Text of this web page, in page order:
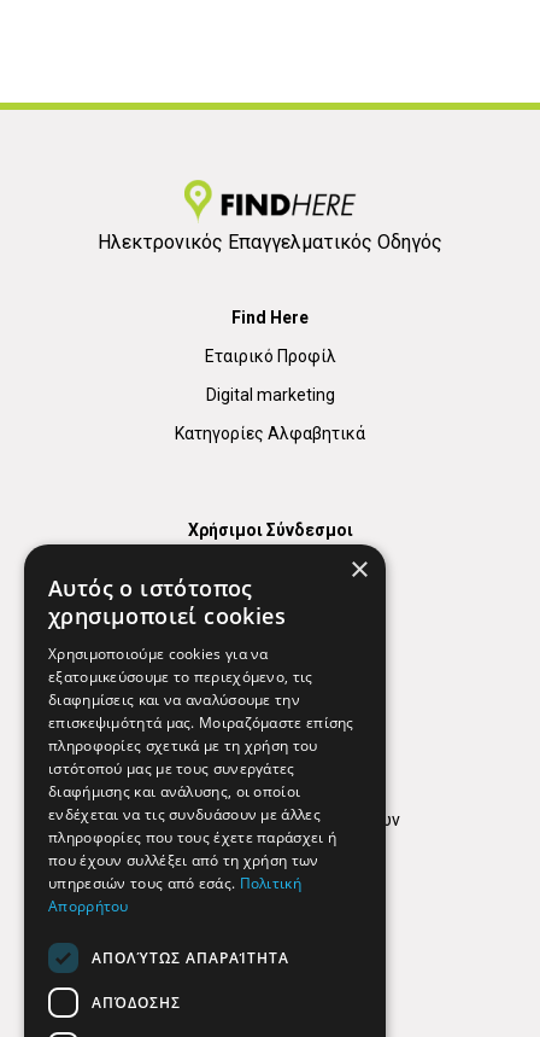
Ηλεκτρονικός Επαγγελματικός Οδηγός
Find Here
Εταιρικό Προφίλ
Digital marketing
Κατηγορίες Αλφαβητικά
Χρήσιμοι Σύνδεσμοι
Χρήσιμα Τηλέφωνα
Εφημερεύοντα Φαρμακεία
Απόρρητο
Όροι Χρήσης
Πολιτική προστασίας δεδομένων
Findhere
Social Media
×
Αυτός ο ιστότοπος
χρησιμοποιεί cookies
Χρησιμοποιούμε cookies για να
εξατομικεύσουμε το περιεχόμενο, τις
διαφημίσεις και να αναλύσουμε την
επισκεψιμότητά μας. Μοιραζόμαστε επίσης
πληροφορίες σχετικά με τη χρήση του
ιστότοπού μας με τους συνεργάτες
διαφήμισης και ανάλυσης, οι οποίοι
ενδέχεται να τις συνδυάσουν με άλλες
πληροφορίες που τους έχετε παράσχει ή
που έχουν συλλέξει από τη χρήση των
υπηρεσιών τους από εσάς. Πολιτική
Απορρήτου
ΑΠΟΛΎΤΩΣ ΑΠΑΡΑΊΤΗΤΑ
ΑΠΌΔΟΣΗΣ